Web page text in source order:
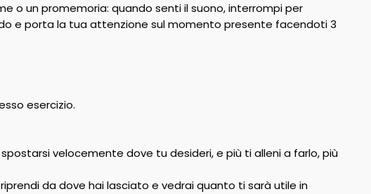
o un promemoria: quando senti il suono, interrompi per
e porta la tua attenzione sul momento presente facendoti 3
esercizio.
velocemente dove tu desideri, e più ti alleni a farlo, più
da dove hai lasciato e vedrai quanto ti sarà utile in